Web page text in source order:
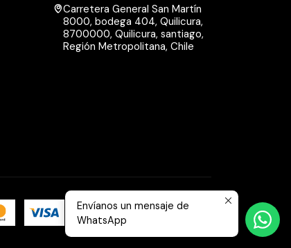
Carretera General San Martín
8000, bodega 404, Quilicura,
8700000, Quilicura, santiago,
Región Metropolitana, Chile
Envíanos un mensaje de
WhatsApp